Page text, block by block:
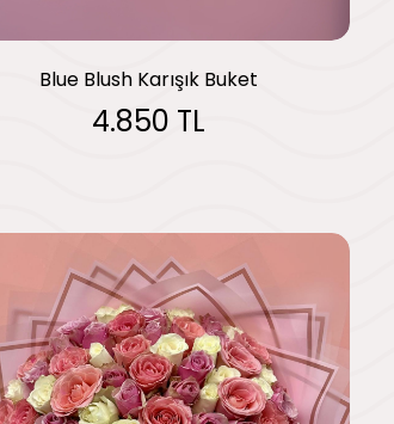
Blue Blush Karışık Buket
4.850 TL